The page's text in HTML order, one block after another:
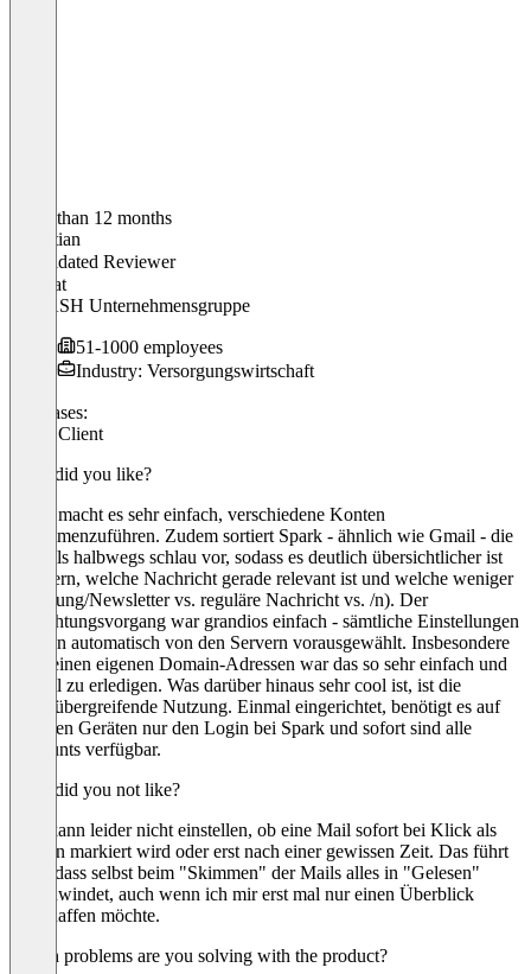
Older than 12 months
Sebastian
Validated Reviewer
at
//CRASH Unternehmensgruppe
51-1000 employees
Industry: Versorgungswirtschaft
Use cases:
Email Client
What did you like?
Spark macht es sehr einfach, verschiedene Konten
zusammenzuführen. Zudem sortiert Spark - ähnlich wie Gmail - die
E-Mails halbwegs schlau vor, sodass es deutlich übersichtlicher ist
zu filtern, welche Nachricht gerade relevant ist und welche weniger
(Werbung/Newsletter vs. reguläre Nachricht vs. /n). Der
Einrichtungsvorgang war grandios einfach - sämtliche Einstellungen
wurden automatisch von den Servern vorausgewählt. Insbesondere
bei meinen eigenen Domain-Adressen war das so sehr einfach und
schnell zu erledigen. Was darüber hinaus sehr cool ist, ist die
geräteübergreifende Nutzung. Einmal eingerichtet, benötigt es auf
weiteren Geräten nur den Login bei Spark und sofort sind alle
Accounts verfügbar.
What did you not like?
Man kann leider nicht einstellen, ob eine Mail sofort bei Klick als
gelesen markiert wird oder erst nach einer gewissen Zeit. Das führt
dazu, dass selbst beim "Skimmen" der Mails alles in "Gelesen"
verschwindet, auch wenn ich mir erst mal nur einen Überblick
verschaffen möchte.
Which problems are you solving with the product?